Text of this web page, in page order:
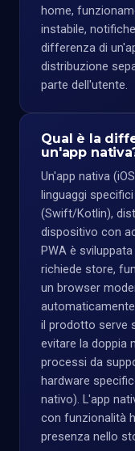
home,
instabile,
differenza di
distribuzione
parte dell'utente.
Qual è la
un'app
Un'app nativa
linguaggi
(Swift/Kotlin),
dispositivo con
PWA è
richiede store,
un browser
il prodotto serve
evitare la doppia
processi da
hardware
nativo). L'app
con funzionalità
presenza nello